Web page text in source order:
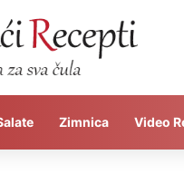
Zimnica Video